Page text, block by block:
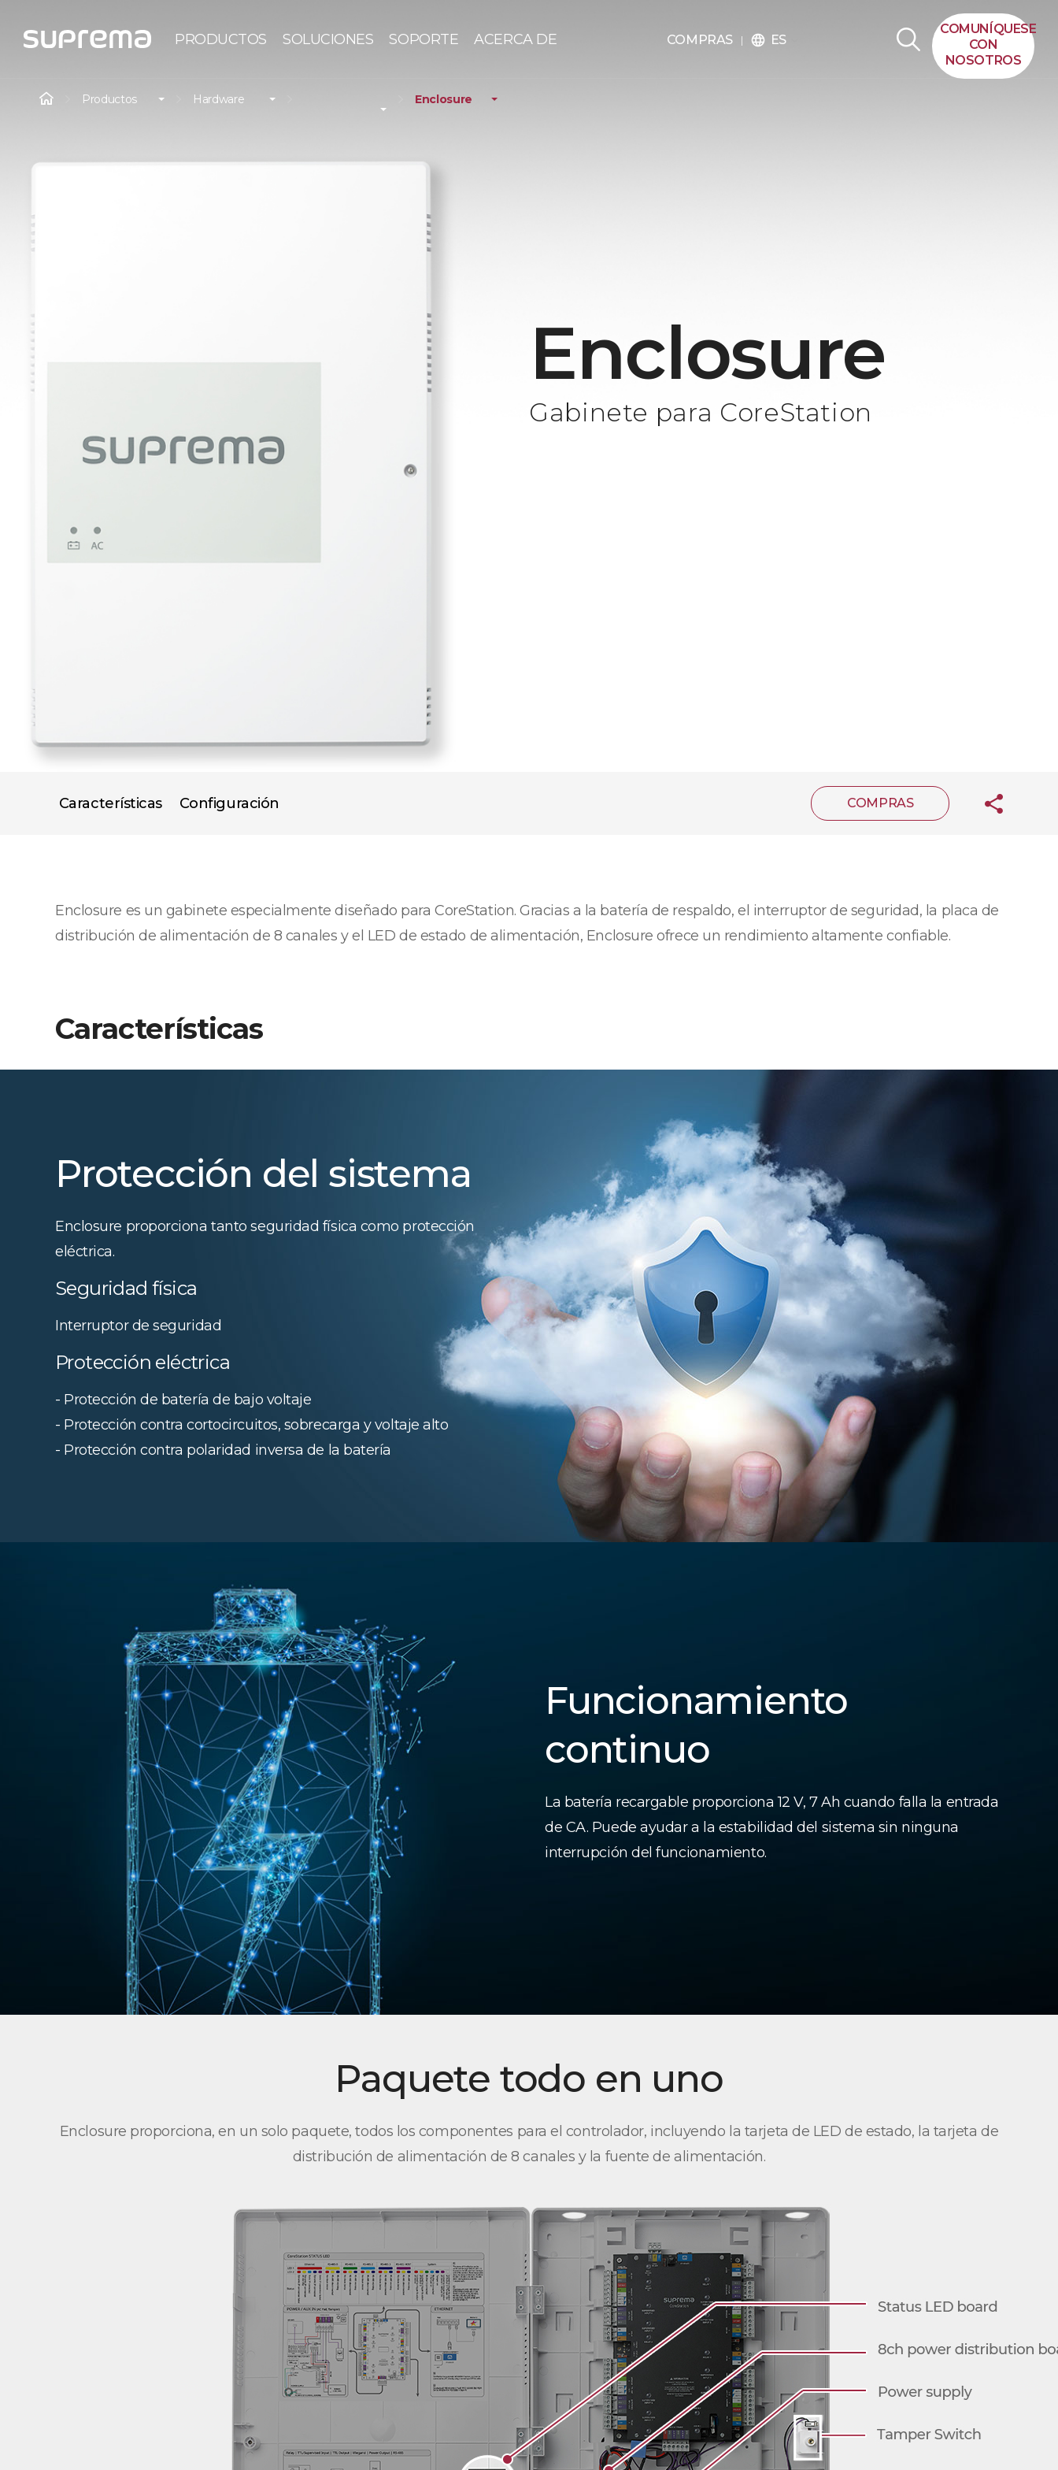
PRODUCTOS SOLUCIONES SOPORTE ACERCA DE COMPRAS language ES
COMUNÍQUESE
CON
NOSOTROS
Enclosure
Gabinete para CoreStation
Productos Hardware Enclosure
Características Configuración COMPRAS
Enclosure es un gabinete especialmente diseñado para CoreStation. Gracias a la batería de respaldo, el interruptor de seguridad, la placa de
distribución de alimentación de 8 canales y el LED de estado de alimentación, Enclosure ofrece un rendimiento altamente confiable.
Características
Protección del sistema
Enclosure proporciona tanto seguridad física como protección
eléctrica.
Seguridad física
Interruptor de seguridad
Protección eléctrica
- Protección de batería de bajo voltaje
- Protección contra cortocircuitos, sobrecarga y voltaje alto
- Protección contra polaridad inversa de la batería
Funcionamiento
continuo
La batería recargable proporciona 12 V, 7 Ah cuando falla la entrada
de CA. Puede ayudar a la estabilidad del sistema sin ninguna
interrupción del funcionamiento.
Paquete todo en uno
Enclosure proporciona, en un solo paquete, todos los componentes para el controlador, incluyendo la tarjeta de LED de estado, la tarjeta de
distribución de alimentación de 8 canales y la fuente de alimentación.